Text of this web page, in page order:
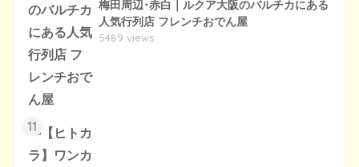
梅田周辺･赤白｜ルクア大阪のバルチカにある
人気行列店 フレンチおでん屋
5489 views
11